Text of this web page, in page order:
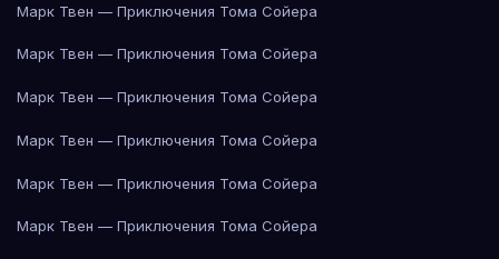
Марк Твен — Приключения Тома Сойера
Марк Твен — Приключения Тома Сойера
Марк Твен — Приключения Тома Сойера
Марк Твен — Приключения Тома Сойера
Марк Твен — Приключения Тома Сойера
Марк Твен — Приключения Тома Сойера